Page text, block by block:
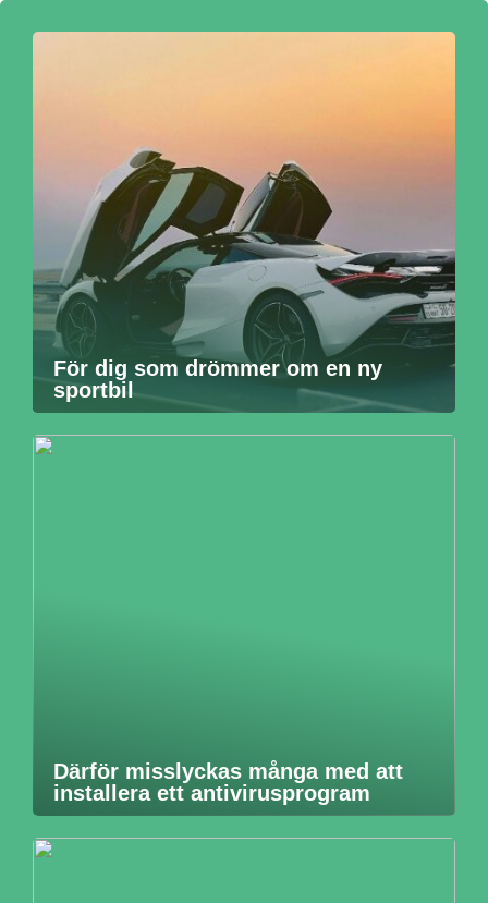
För dig som drömmer om en ny
sportbil
Därför misslyckas många med att
installera ett antivirusprogram